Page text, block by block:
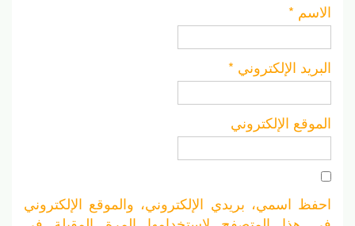
الاسم *
البريد الإلكتروني *
الموقع الإلكتروني
احفظ اسمي، بريدي الإلكتروني، والموقع الإلكتروني